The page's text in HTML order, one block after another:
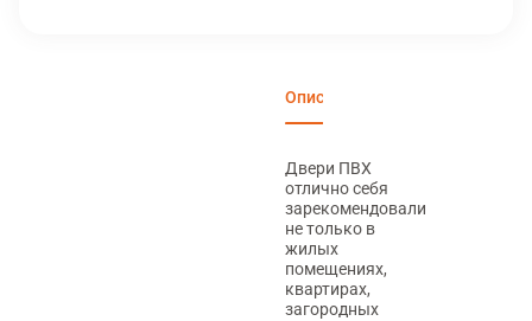
Описание
Двери ПВХ
отлично себя
зарекомендовали
не только в
жилых
помещениях,
квартирах,
загородных